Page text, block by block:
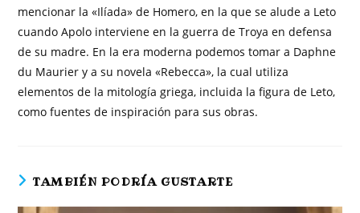
mencionar la «Ilíada» de Homero, en la que se alude a Leto
cuando Apolo interviene en la guerra de Troya en defensa
de su madre. En la era moderna podemos tomar a Daphne
du Maurier y a su novela «Rebecca», la cual utiliza
elementos de la mitología griega, incluida la figura de Leto,
como fuentes de inspiración para sus obras.
TAMBIÉN PODRÍA GUSTARTE